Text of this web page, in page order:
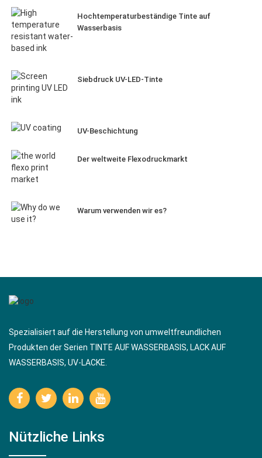
Hochtemperaturbeständige Tinte auf
Wasserbasis
Siebdruck UV-LED-Tinte
UV-Beschichtung
Der weltweite Flexodruckmarkt
Warum verwenden wir es?
Spezialisiert auf die Herstellung von umweltfreundlichen
Produkten der Serien TINTE AUF WASSERBASIS, LACK AUF
WASSERBASIS, UV-LACKE.
Nützliche Links